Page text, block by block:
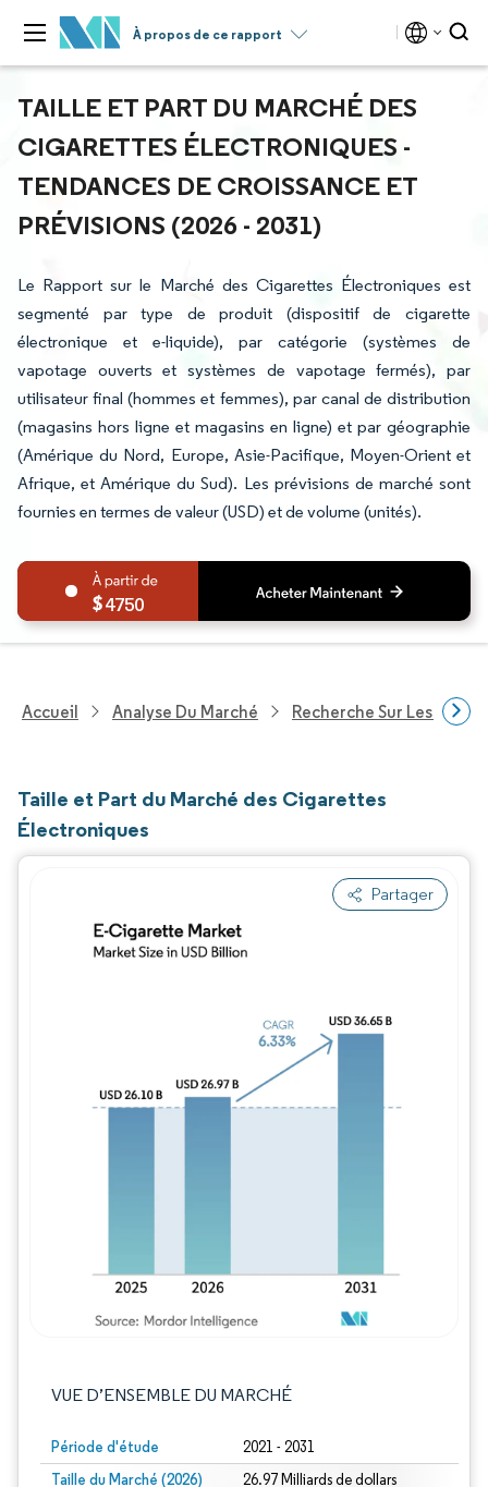
À propos de ce rapport
TAILLE ET PART DU MARCHÉ DES
CIGARETTES ÉLECTRONIQUES -
TENDANCES DE CROISSANCE ET
PRÉVISIONS (2026 - 2031)
Le Rapport sur le Marché des Cigarettes Électroniques est
segmenté par type de produit (dispositif de cigarette
électronique et e-liquide), par catégorie (systèmes de
vapotage ouverts et systèmes de vapotage fermés), par
utilisateur final (hommes et femmes), par canal de distribution
(magasins hors ligne et magasins en ligne) et par géographie
(Amérique du Nord, Europe, Asie-Pacifique, Moyen-Orient et
Afrique, et Amérique du Sud). Les prévisions de marché sont
fournies en termes de valeur (USD) et de volume (unités).
4750
Accueil Analyse Du Marché Recherche Sur Les
Taille et Part du Marché des Cigarettes
Électroniques
Partager
VUE D’ENSEMBLE DU MARCHÉ
Période d'étude 2021 - 2031
Taille du Marché (2026) 26.97 Milliards de dollars